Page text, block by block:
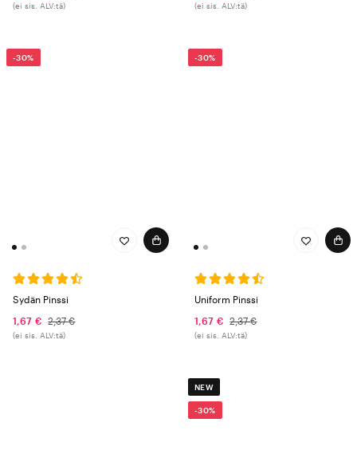
(ei sis. ALV:tä) (ei sis. ALV:tä)
-30%
Sydän Pinssi
1,67 €
2,37 €
(ei sis. ALV:tä)
-30%
Uniform Pinssi
1,67 €
2,37 €
(ei sis. ALV:tä)
NEW
-30%